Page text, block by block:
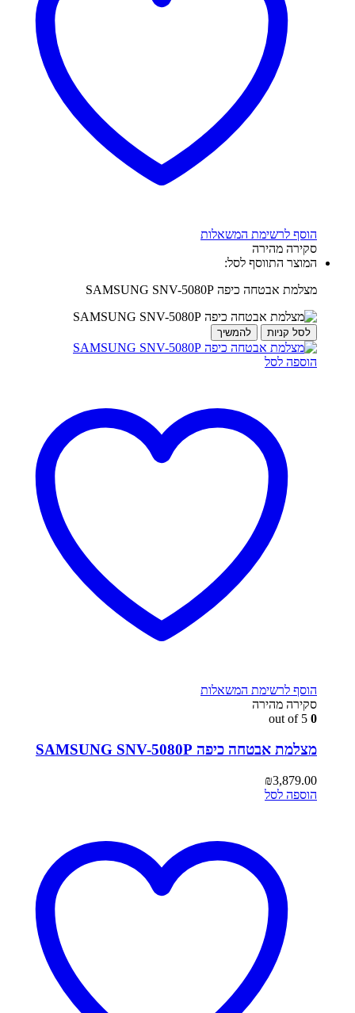
הוסף לרשימת המשאלות
סקירה מהירה
המוצר התווסף לסל:
מצלמת אבטחה כיפה SAMSUNG SNV-5080P
לסל קניות להמשיך
הוספה לסל
הוסף לרשימת המשאלות
סקירה מהירה
0
מצלמת אבטחה כיפה SAMSUNG SNV-5080P
₪3,879.00
הוספה לסל